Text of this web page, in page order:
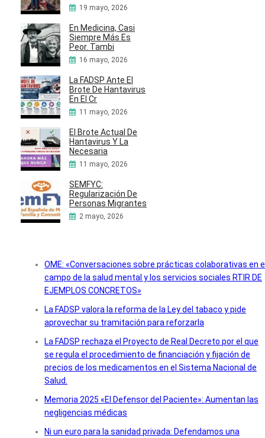
19 mayo, 2026
En Medicina, Casi
Siempre Más Es
Peor. Tambi
16 mayo, 2026
La FADSP Ante El
Brote De Hantavirus
En El Cr
11 mayo, 2026
El Brote Actual De
Hantavirus Y La
Necesaria
11 mayo, 2026
SEMFYC:
Regularización De
Personas Migrantes
2 mayo, 2026
OME: «Conversaciones sobre prácticas colaborativas en
campo de la salud mental y los servicios sociales RTIR DE
EJEMPLOS CONCRETOS»
La FADSP valora la reforma de la Ley del tabaco y pide
aprovechar su tramitación para reforzarla
La FADSP rechaza el Proyecto de Real Decreto por el que
se regula el procedimiento de financiación y fijación de
precios de los medicamentos en el Sistema Nacional de
Salud.
Memoria 2025 «El Defensor del Paciente»: Aumentan las
negligencias médicas
Ni un euro para la sanidad privada: Defendamos una